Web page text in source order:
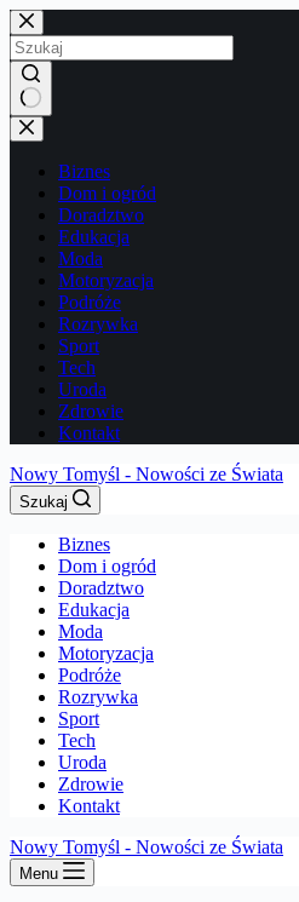
Przejdź
do
treści
Brak
wyników
Biznes
Dom i ogród
Doradztwo
Edukacja
Moda
Motoryzacja
Podróże
Rozrywka
Sport
Tech
Uroda
Zdrowie
Kontakt
Nowy Tomyśl - Nowości ze Świata
Szukaj
Biznes
Dom i ogród
Doradztwo
Edukacja
Moda
Motoryzacja
Podróże
Rozrywka
Sport
Tech
Uroda
Zdrowie
Kontakt
Nowy Tomyśl - Nowości ze Świata
Menu